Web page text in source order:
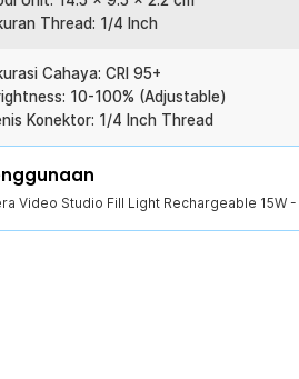
Video Studio Fill Light Rechargeable 15W
Thread: 1/4 Inch
Cahaya: CRI 95+
10-100% (Adjustable)
Konektor: 1/4 Inch Thread
Video Studio Fill Light Rechargeable 15W -